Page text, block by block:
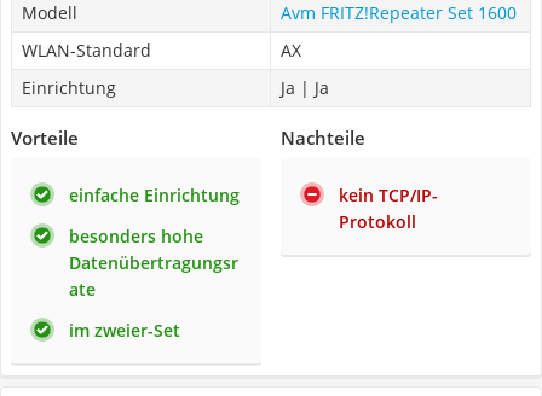
Modell
Avm FRITZ!Repeater Set 1600
WLAN-Standard
AX
Einrichtung
Ja | Ja
Vorteile
einfache Einrichtung
besonders hohe
Datenübertragungsr
ate
im zweier-Set
Nachteile
kein TCP/IP-
Protokoll